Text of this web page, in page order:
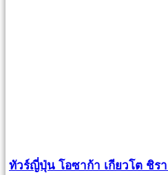
ทัวร์ญี่ปุ่น โอซาก้า เกียวโต ชิร